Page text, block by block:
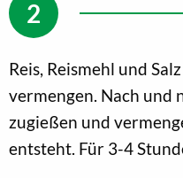
Reis, Reismehl und
vermengen. Nach und
zugießen und
entsteht. Für 3-4